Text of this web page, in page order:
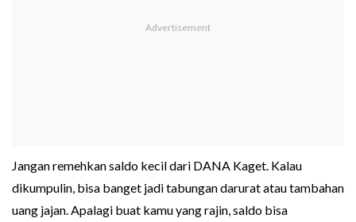
Jangan remehkan saldo kecil dari DANA Kaget. Kalau
dikumpulin, bisa banget jadi tabungan darurat atau tambahan
uang jajan. Apalagi buat kamu yang rajin, saldo bisa